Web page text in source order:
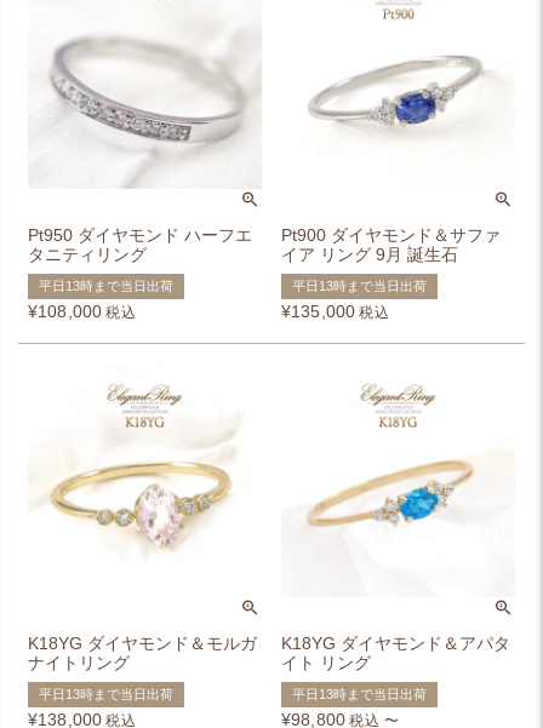
Pt950 ダイヤモンド ハーフエ
タニティリング
平日13時まで当日出荷
¥108,000 税込
Pt900 ダイヤモンド＆サファ
イア リング 9月 誕生石
平日13時まで当日出荷
¥135,000 税込
K18YG ダイヤモンド＆モルガ
ナイトリング
平日13時まで当日出荷
¥138,000 税込
K18YG ダイヤモンド＆アパタ
イト リング
平日13時まで当日出荷
¥98,800 税込 〜